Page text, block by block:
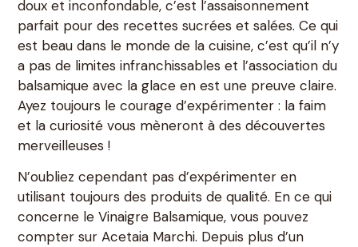
doux et inconfondable, c’est l’assaisonnement
parfait pour des recettes sucrées et salées. Ce qui
est beau dans le monde de la cuisine, c’est qu’il n’y
a pas de limites infranchissables et l’association du
balsamique avec la glace en est une preuve claire.
Ayez toujours le courage d’expérimenter : la faim
et la curiosité vous mèneront à des découvertes
merveilleuses !
N’oubliez cependant pas d’expérimenter en
utilisant toujours des produits de qualité. En ce qui
concerne le Vinaigre Balsamique, vous pouvez
compter sur Acetaia Marchi. Depuis plus d’un